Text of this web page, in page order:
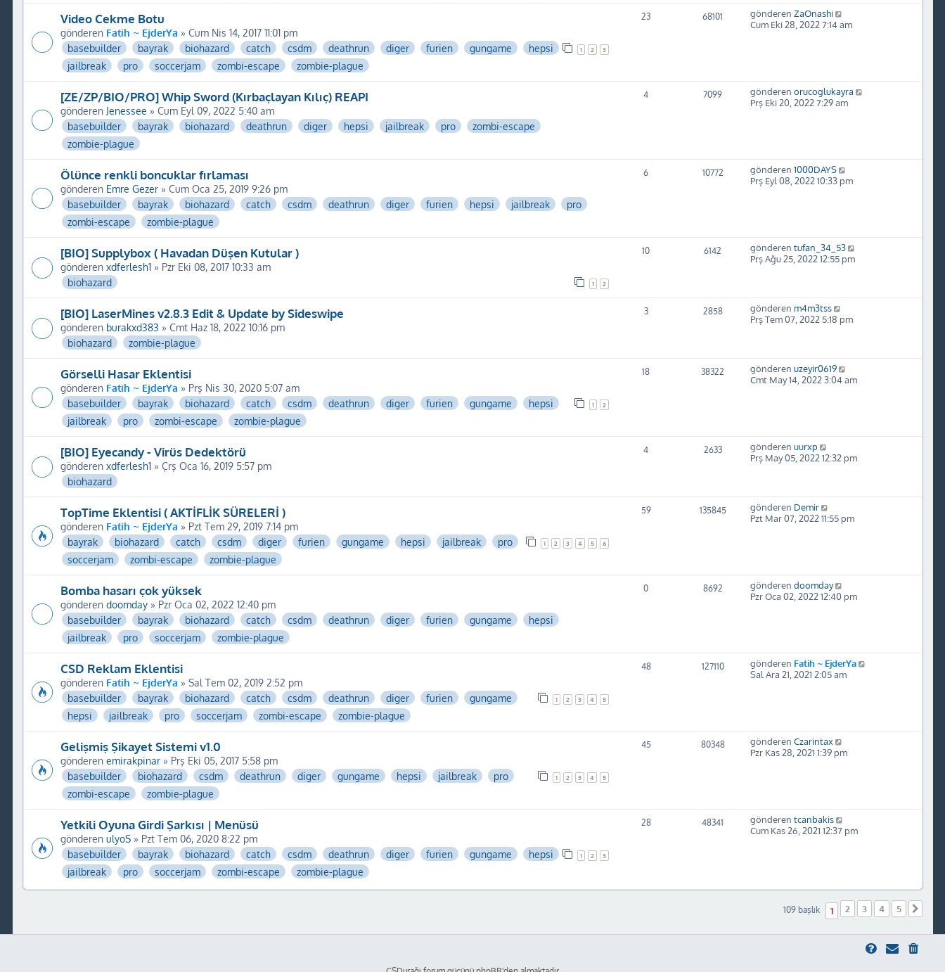
Video Cekme Botu
gönderen Fatih ~ EjderYa » Cum Nis 14, 2017 11:01 pm
1 2 3
basebuilder bayrak biohazard catch csdm deathrun diger furien gungame
hepsi
jailbreak
pro soccerjam zombi-escape zombie-plague
23 68101 gönderen ZaOnashi
Cum Eki 28, 2022 7:14 am
[ZE/ZP/BIO/PRO] Whip Sword (Kırbaçlayan Kılıç) REAPI
gönderen Jenessee » Cum Eyl 09, 2022 5:40 am
basebuilder
bayrak biohazard deathrun diger hepsi jailbreak pro
zombi-escape
zombie-plague
4 7099 gönderen orucoglukayra
Prş Eki 20, 2022 7:29 am
Ölünce renkli boncuklar fırlaması
gönderen Emre Gezer» Cum Oca 25, 2019 9:26 pm
basebuilder
bayrak biohazard catch csdm deathrun diger furien hepsi jailbreak
pro
zombi-escape
zombie-plague
6 10772 gönderen 1000DAYS
Prş Eyl 08, 2022 10:33 pm
[BIO] Supplybox ( Havadan Düşen Kutular )
gönderen xdferlesh1» Pzr Eki 08, 2017 10:33 am
1 2
biohazard
10 6142 gönderen tufan_34_53
Prş Ağu 25, 2022 12:55 pm
[BIO] LaserMines v2.8.3 Edit & Update by Sideswipe
gönderen burakxd383 » Cmt Haz 18, 2022 10:16 pm
biohazard
zombie-plague
3 2858 gönderen m4m3tss
Prş Tem 07, 2022 5:18 pm
Görselli Hasar Eklentisi
gönderen Fatih ~ EjderYa » Prş Nis 30, 2020 5:07 am
1 2
basebuilder bayrak biohazard catch csdm deathrun diger furien gungame
hepsi
jailbreak
pro zombi-escape zombie-plague
18 38322 gönderen uzeyir0619
Cmt May 14, 2022 3:04 am
[BIO] Eyecandy - Virüs Dedektörü
gönderen xdferlesh1» Çrş Oca 16, 2019 5:57 pm
biohazard
4 2633 gönderen uurxp
Prş May 05, 2022 12:32 pm
TopTime Eklentisi ( AKTİFLİK SÜRELERİ )
gönderen Fatih ~ EjderYa » Pzt Tem 29, 2019 7:14 pm
1 2 3 4 5 6
bayrak biohazard catch csdm diger furien gungame hepsi jailbreak
pro
soccerjam
zombi-escape zombie-plague
59 135845 gönderen Demir
Pzt Mar 07, 2022 11:55 pm
Bomba hasarı çok yüksek
gönderen doomday» Pzr Oca 02, 2022 12:40 pm
basebuilder
bayrak biohazard catch csdm deathrun diger furien gungame
hepsi
jailbreak
pro soccerjam zombie-plague
0 8692 gönderen doomday
Pzr Oca 02, 2022 12:40 pm
CSD Reklam Eklentisi
gönderen Fatih ~ EjderYa » Sal Tem 02, 2019 2:52 pm
1 2 3 4 5
basebuilder bayrak biohazard catch csdm deathrun diger furien
gungame
hepsi
jailbreak pro soccerjam zombi-escape zombie-plague
48 127110 gönderen Fatih ~ EjderYa
Sal Ara 21, 2021 2:05 am
Gelişmiş Şikayet Sistemi v1.0
gönderen emirakpinar» Prş Eki 05, 2017 5:58 pm
1 2 3 4 5
basebuilder biohazard csdm deathrun diger gungame hepsi jailbreak
pro
zombi-escape
zombie-plague
45 80348 gönderen Czarintax
Pzr Kas 28, 2021 1:39 pm
Yetkili Oyuna Girdi Şarkısı | Menüsü
gönderen ulyoS» Pzt Tem 06, 2020 8:22 pm
1 2 3
basebuilder bayrak biohazard catch csdm deathrun diger furien gungame
hepsi
jailbreak
pro soccerjam zombi-escape zombie-plague
28 48341 gönderen tcanbakis
Cum Kas 26, 2021 12:37 pm
109 başlık 1 2 3 4 5